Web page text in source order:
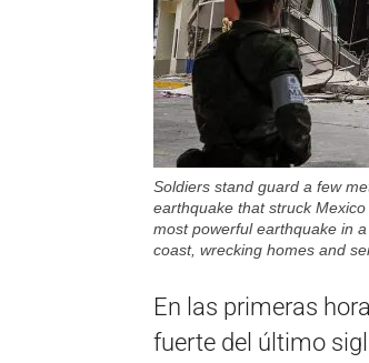
Soldiers stand guard a few
earthquake that struck
most powerful earthquake in
coast, wrecking homes and
En las primeras
fuerte del último